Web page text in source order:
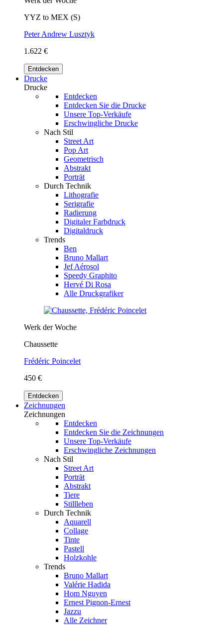
YYZ to MEX (S)
Peter Andrew Lusztyk
1.622 €
Entdecken
Drucke
Drucke
Entdecken
Entdecken Sie die Drucke
Unsere Top-Verkäufe
Erschwingliche Drucke
Nach Stil
Street Art
Pop Art
Geometrisch
Abstrakt
Porträt
Durch Technik
Lithografie
Serigrafie
Radierung
Digitaler Farbdruck
Digitaldruck
Trends
Ben
Bruno Mallart
Jef Aérosol
Speedy Graphito
Hervé Di Rosa
Alle Druckgrafiker
Werk der Woche
Chaussette
Frédéric Poincelet
450 €
Entdecken
Zeichnungen
Zeichnungen
Entdecken
Entdecken Sie die Zeichnungen
Unsere Top-Verkäufe
Erschwingliche Zeichnungen
Nach Stil
Street Art
Porträt
Abstrakt
Tiere
Stillleben
Durch Technik
Aquarell
Collage
Tinte
Pastell
Holzkohle
Trends
Bruno Mallart
Valérie Hadida
Hom Nguyen
Ernest Pignon-Ernest
Jazzu
Alle Zeichner